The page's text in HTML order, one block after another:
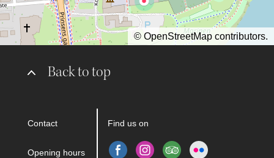
Back to top
Contact
Opening hours
Find us on
© OpenStreetMap contributors.